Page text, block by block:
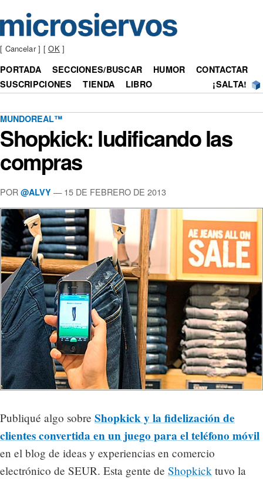
[ Cancelar ] [OK]
PORTADA SECCIONES/BUSCAR HUMOR
CONTACTAR
SUSCRIPCIONES
TIENDA LIBRO ¡SALTA!
MUNDOREAL™
Shopkick: ludificando las
compras
POR @ALVY — 15 DE FEBRERO DE 2013
Publiqué algo sobre Shopkick y la fidelización de
clientes convertida en un juego para el teléfono móvil
en el blog de ideas y experiencias en comercio
electrónico de SEUR. Esta gente de Shopkick tuvo la